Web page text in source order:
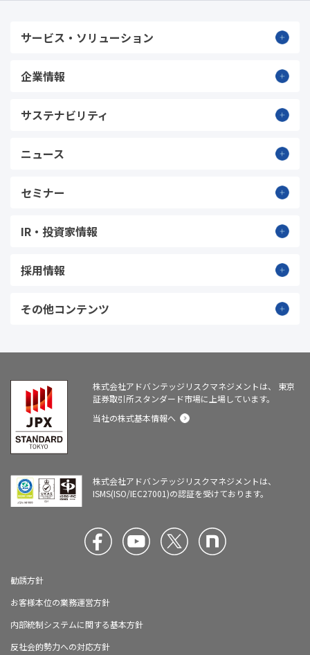
サービス・ソリューション
企業情報
サステナビリティ
ニュース
セミナー
IR・投資家情報
採用情報
その他コンテンツ
株式会社アドバンテッジリスクマネジメントは、
東京
証券取引所スタンダード市場に上場しています。
当社の株式基本情報へ
株式会社アドバンテッジリスクマネジメントは、
ISMS(ISO/IEC27001)の認証を受けております。
勧誘方針
お客様本位の業務運営方針
内部統制システムに関する基本方針
反社会的勢力への対応方針